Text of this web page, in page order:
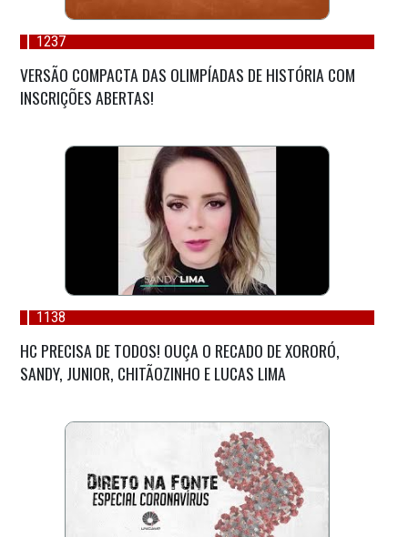
1237
VERSÃO COMPACTA DAS OLIMPÍADAS DE HISTÓRIA COM
INSCRIÇÕES ABERTAS!
1138
HC PRECISA DE TODOS! OUÇA O RECADO DE XORORÓ,
SANDY, JUNIOR, CHITÃOZINHO E LUCAS LIMA